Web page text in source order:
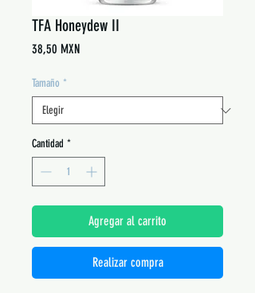
TFA Honeydew II
38,50 MXNPrecio
Tamaño *
Cantidad *
Agregar al carrito
Realizar compra